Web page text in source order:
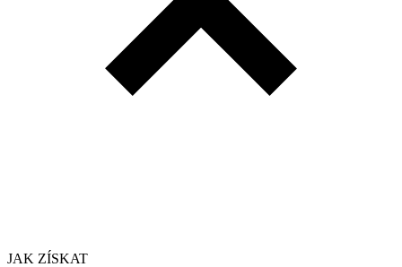
JAK ZÍSKAT